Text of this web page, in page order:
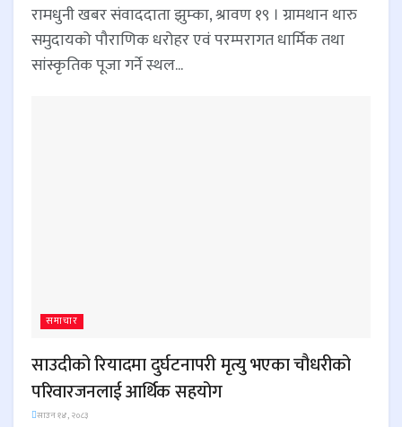
रामधुनी खबर संवाददाता झुम्का, श्रावण १९ । ग्रामथान थारु
समुदायको पौराणिक धरोहर एवं परम्परागत धार्मिक तथा
सांस्कृतिक पूजा गर्ने स्थल...
समाचार
साउदीको रियादमा दुर्घटनापरी मृत्यु भएका चौधरीको
परिवारजनलाई आर्थिक सहयोग
साउन १४, २०८३